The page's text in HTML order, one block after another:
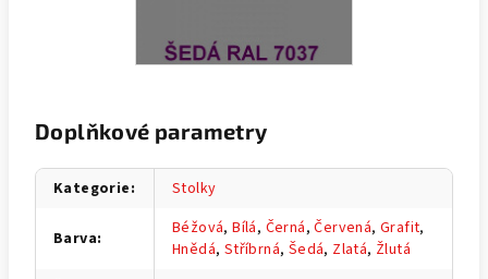
Doplňkové parametry
Kategorie: Stolky
Barva: Béžová,Bílá, Černá,Červená,Grafit,
Hnědá, Stříbrná, Šedá, Zlatá, Žlutá